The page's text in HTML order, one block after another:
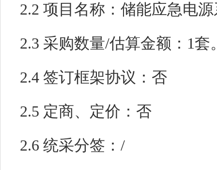
2.2 项目名称： 储能应急电
2.3 采购数量/估算金额： 1套
2.4 签订框架协议： 否
2.5 定商、定价： 否
2.6 统采分签： /